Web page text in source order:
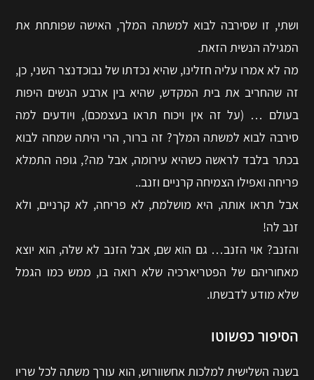
ושתי, זו שסירבה לבוא למשתה המלך, האישה שפותחת את
המגילה הנשית הזאת.
מה לא אמרו עליה חזלינו, שהיא נכדתו של נבוכדנצר השני, כן,
זה שהחריב את בית המקדש, שהיא בין ארבע הנשים היפות
בעולם … (על זה אין ויכוח תראו בעצמכם), ויודעים למה
סירבה לבוא למשתה המלך? זה ברור, הרי היתה שמחה לבוא
בכתר בלבד לראשה כשהיא עירומה, אבל מה?, גופה התמלא
פריחה ואפילו הצמיחה קרניים וזנב..
אבל תראו אותה, היא מושלמת, לא פריחה, לא קרניים, ולא
זנב לה!
והזנב? אוי הזנב… גם הוא שם, אבל הזנב לא שלה, הוא יוצא
מאחוריהם של הפטריארכיה שלא רואה בו, ממש כמו הגמל
שלא מודע לדבשתו.
הסיפור כפשוטו
בשנה השלישית למלכות אחשוורוש, הוא עורך משתה לכל שריו